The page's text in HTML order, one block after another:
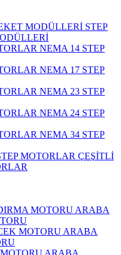
STEP
NEMA 14 STEP
NEMA 17 STEP
NEMA 23 STEP
NEMA 24 STEP
NEMA 34 STEP
ÇEŞİTLİ
ARABA
ARABA
ARABA